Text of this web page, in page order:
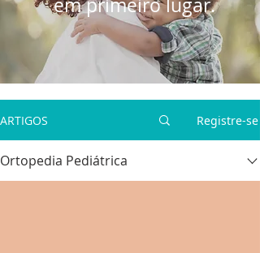
em primeiro lugar.
ARTIGOS Registre-se
Ortopedia Pediátrica